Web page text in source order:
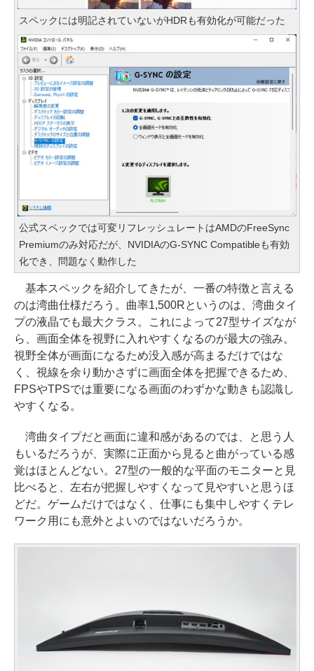
スペックには明記されていないがHDRも有効化が可能だった
公式スペックでは可変リフレッシュレートはAMDのFreeSync
Premiumのみ対応だが、NVIDIAのG-SYNC Compatibleも有効
化でき、問題なく動作した
基本スペックを紹介してきたが、一番の特徴と言える
のは湾曲仕様だろう。曲率1,500Rというのは、湾曲タイ
プの液晶でも最大クラス。これによって27型サイズなが
ら、画面全体を視野に入れやすくなるのが最大の強み。
視野全体が画面になるため没入感が高まるだけではな
く、視線を余り動かさずに画面全体を把握できるため、
FPSやTPSでは重要になる画面のわずかな動きも認識し
やすくなる。
湾曲タイプだと画面に違和感があるのでは、と思う人
もいるだろうが、実際に正面から見ると曲がっている感
覚はほとんどない。27型の一般的な平面のモニターと見
比べると、左右が把握しやすくなって見やすいと思うほ
どだ。ゲームだけではなく、仕事にも集中しやすくテレ
ワーク用にも意外とよいのではないだろうか。